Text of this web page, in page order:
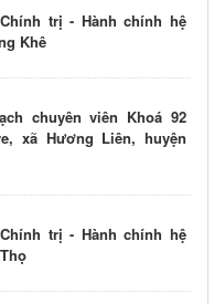
trị - Hành chính hệ
Khê
chuyên viên Khoá 92
xã Hương Liên, huyện
trị - Hành chính hệ